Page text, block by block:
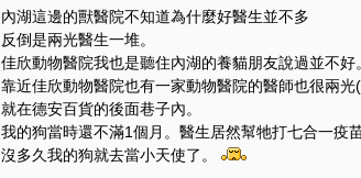
內湖這邊的獸醫院不知道為什麼好醫生並不多
反倒是兩光醫生一堆。
佳欣動物醫院我也是聽住內湖的養貓朋友說過並不好。
靠近佳欣動物醫院也有一家動物醫院的醫師也很兩光
就在德安百貨的後面巷子內。
我的狗當時還不滿1個月。醫生居然幫牠打七合一疫
沒多久我的狗就去當小天使了。